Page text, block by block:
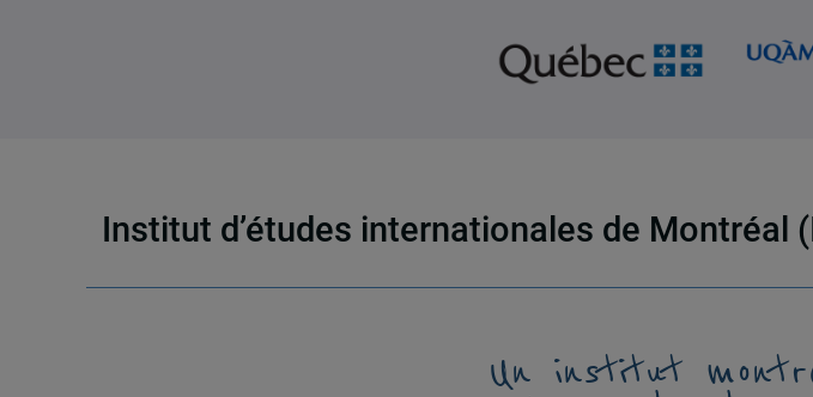
Institut d’études internationales de Montréal
Un institut